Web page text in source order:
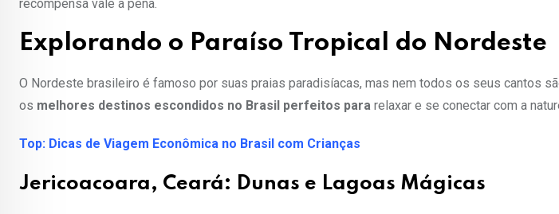
recompensa vale a pena.
Explorando o Paraíso Tropical do Nordeste
O Nordeste brasileiro é famoso por suas praias paradisíacas, mas nem todos os seus cantos
os melhores destinos escondidos no Brasil perfeitos para relaxar e se conectar com a
Top: Dicas de Viagem Econômica no Brasil com Crianças
Jericoacoara, Ceará: Dunas e Lagoas Mágicas